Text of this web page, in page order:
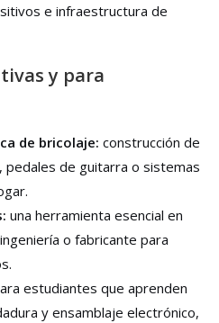
e infraestructura de
y para
de bricolaje: construcción de
pedales de guitarra o sistemas
una herramienta esencial en
o fabricante para
estudiantes que aprenden
y ensamblaje electrónico,